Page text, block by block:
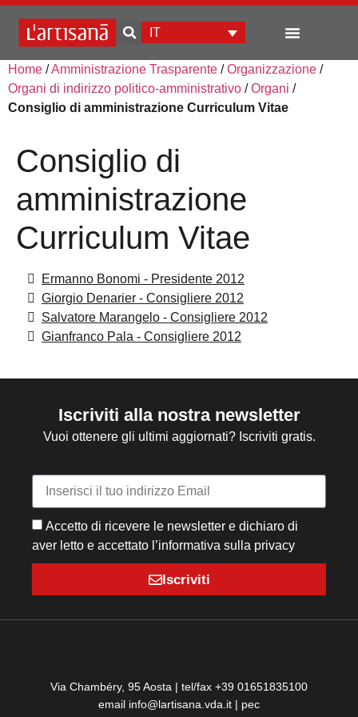
IT
Home /Amministrazione Trasparente /Organizzazione /
Organi di indirizzo politico-amministrativo /Organi /
Consiglio di amministrazione Curriculum Vitae
Consiglio di
amministrazione
Curriculum Vitae
Ermanno Bonomi - Presidente 2012
Giorgio Denarier - Consigliere 2012
Salvatore Marangelo - Consigliere 2012
Gianfranco Pala - Consigliere 2012
Iscriviti alla nostra newsletter
Vuoi ottenere gli ultimi aggiornati? Iscriviti gratis.
Accetto di ricevere le newsletter e dichiaro di
aver letto e accettato l’informativa sulla privacy
Iscriviti
Via Chambéry, 95 Aosta | tel/fax +39 01651835100
email info@lartisana.vda.it | pec